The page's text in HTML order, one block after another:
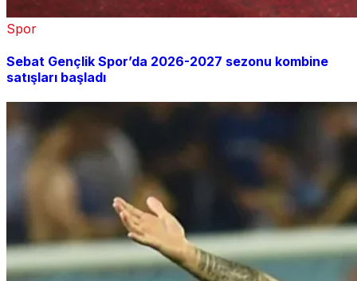
Spor
Sebat Gençlik Spor’da 2026-2027 sezonu kombine
satışları başladı